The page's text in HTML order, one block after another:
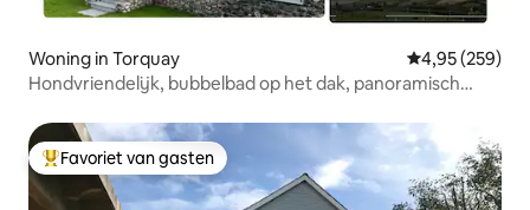
Woning in Torquay Gemiddelde
4,95 (259)
Hondvriendelijk, bubbelbad op het dak, panoramisch
Topfavoriet van gasten
Favoriet van gasten